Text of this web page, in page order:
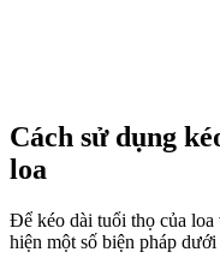
Cách sử dụng
loa
Để kéo dài tuổi thọ của loa
hiện một số biện pháp dưới